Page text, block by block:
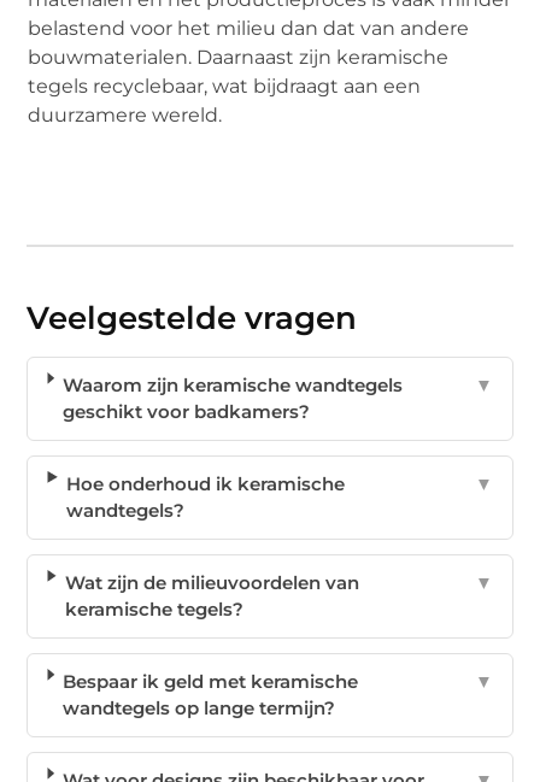
belastend voor het milieu dan dat van andere
bouwmaterialen. Daarnaast zijn keramische
tegels recyclebaar, wat bijdraagt aan een
duurzamere wereld.
Veelgestelde vragen
Waarom zijn keramische wandtegels
geschikt voor badkamers?
▼
Hoe onderhoud ik keramische
wandtegels?
▼
Wat zijn de milieuvoordelen van
keramische tegels?
▼
Bespaar ik geld met keramische
wandtegels op lange termijn?
▼